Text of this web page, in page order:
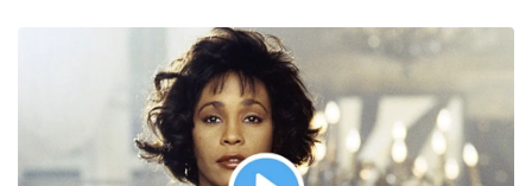
ഫ്ളാഗ്ഷിപ്പ് 50എംപി ക്യാമറ ഫോട്ടോഗ്രഫി
മികച്ചതാക്കുന്നു. 8 എംപി അള്‍ട്ര വൈഡ് ക്യാമറ, 2
എംപി മാക്രോ ക്യാമറ എന്നിവ യഥാക്രമം വൈഡ്,
ക്ലോസ് അപ്പ് ഷോട്ുകളെ മനോഹരമാക്കുന്നു. 13